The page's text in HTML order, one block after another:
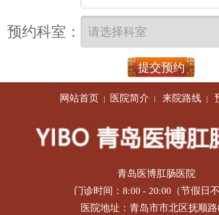
预约科室：
网站首页 | 医院简介 | 来院路线 |
青岛医博肛肠医院
门诊时间：8:00 - 20:00（节假日
医院地址：青岛市市北区抚顺